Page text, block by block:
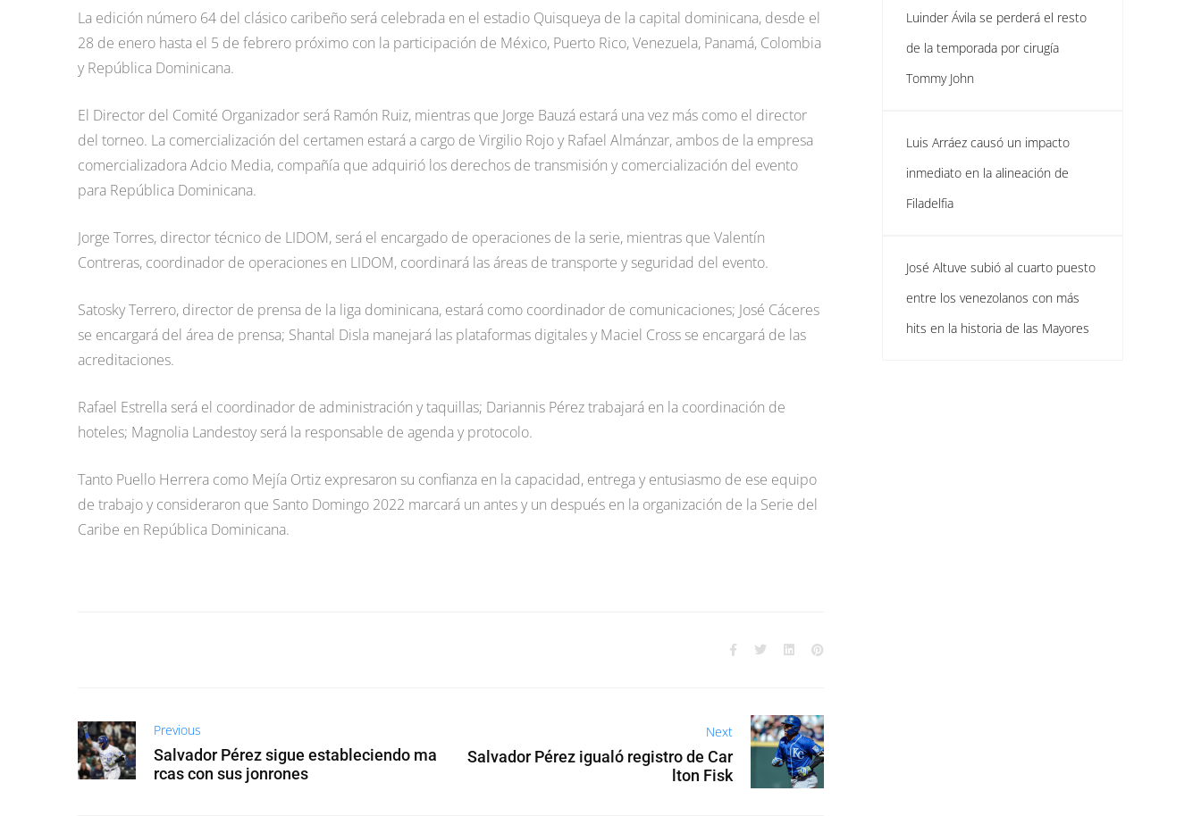
La edición número 64 del clásico caribeño será celebrada en el estadio Quisqueya de la capital dominicana, desde el
28 de enero hasta el 5 de febrero próximo con la participación de México, Puerto Rico, Venezuela, Panamá, Colombia
y República Dominicana.
El Director del Comité Organizador será Ramón Ruiz, mientras que Jorge Bauzá estará una vez más como el director
del torneo. La comercialización del certamen estará a cargo de Virgilio Rojo y Rafael Almánzar, ambos de la empresa
comercializadora Adcio Media, compañía que adquirió los derechos de transmisión y comercialización del evento
para República Dominicana.
Jorge Torres, director técnico de LIDOM, será el encargado de operaciones de la serie, mientras que Valentín
Contreras, coordinador de operaciones en LIDOM, coordinará las áreas de transporte y seguridad del evento.
Satosky Terrero, director de prensa de la liga dominicana, estará como coordinador de comunicaciones; José Cáceres
se encargará del área de prensa; Shantal Disla manejará las plataformas digitales y Maciel Cross se encargará de las
acreditaciones.
Rafael Estrella será el coordinador de administración y taquillas; Dariannis Pérez trabajará en la coordinación de
hoteles; Magnolia Landestoy será la responsable de agenda y protocolo.
Tanto Puello Herrera como Mejía Ortiz expresaron su confianza en la capacidad, entrega y entusiasmo de ese equipo
de trabajo y consideraron que Santo Domingo 2022 marcará un antes y un después en la organización de la Serie del
Caribe en República Dominicana.
Previous
Salvador Pérez sigue estableciendo ma
rcas con sus jonrones
Next
Salvador Pérez igualó registro de Car
lton Fisk
Luinder Ávila se perderá el resto
de la temporada por cirugía
Tommy John
Luis Arráez causó un impacto
inmediato en la alineación de
Filadelfia
José Altuve subió al cuarto puesto
entre los venezolanos con más
hits en la historia de las Mayores